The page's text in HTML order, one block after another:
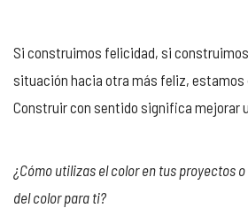
Si construimos felicidad, si
situación hacia otra más feliz, estamos
Construir con sentido significa mejorar
¿Cómo utilizas el color en tus proyectos
del color para ti?